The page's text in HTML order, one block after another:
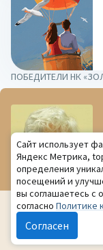
ПОБЕДИТЕЛИ НК
Юлия
Москва
Сайт использует
Яндекс Метрика,
определения
посещений и
вы соглашаетесь с
согласно Политике
Согласен